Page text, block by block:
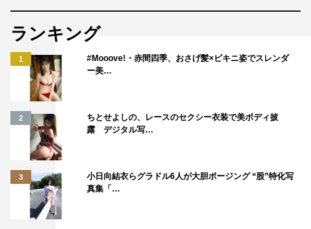
ランキング
1
#Mooove!・赤間四季、おさげ髪×ビキニ姿でスレンダ
ー美…
2
ちとせよしの、レースのセクシー衣装で美ボディ披
露 デジタル写…
3
小日向結衣らグラドル6人が大胆ポージング “股”特化写
真集「…